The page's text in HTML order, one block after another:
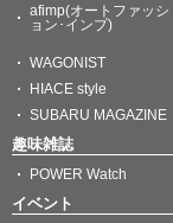
afimp(オートファッシ
ョン･インプ)
WAGONIST
HIACE style
SUBARU MAGAZINE
趣味雑誌
POWER Watch
イベント